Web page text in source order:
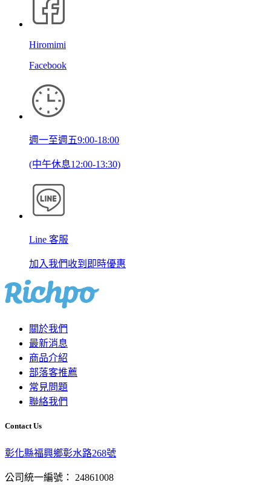
Hiromimi
Facebook
週一至週五9:00-18:00
(中午休息12:00-13:30)
Line 客服
加入我們收到即時優惠
關於我們
最新消息
商品介紹
部落客推薦
常見問題
聯絡我們
Contact Us
彰化縣福興鄉彰水路268號
公司統一編號： 24861008